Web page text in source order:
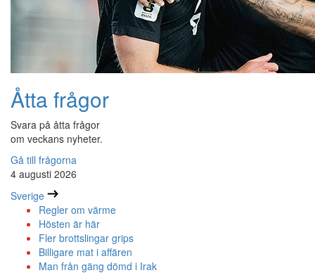
Åtta frågor
Svara på åtta frågor
om veckans nyheter.
Gå till frågorna
4 augusti 2026
Sverige
Regler om värme
Hösten är här
Fler brottslingar grips
Billigare mat i affären
Man från gäng dömd i Irak